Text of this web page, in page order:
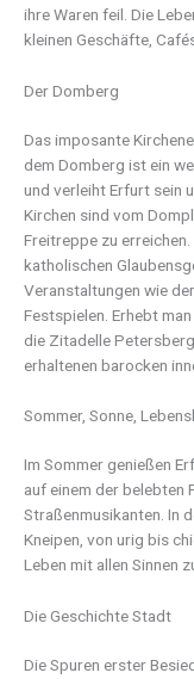
ihre Waren feil. Die
kleinen Geschäfte,
Der Domberg
Das imposante
dem Domberg ist ein
und verleiht Erfurt sein
Kirchen sind vom
Freitreppe zu
katholischen
Veranstaltungen wie
Festspielen. Erhebt
die Zitadelle
erhaltenen barocken
Sommer, Sonne,
Im Sommer genießen
auf einem der belebten
Straßenmusikanten. In
Kneipen, von urig bis
Leben mit allen Sinnen
Die Geschichte Stadt
Die Spuren erster